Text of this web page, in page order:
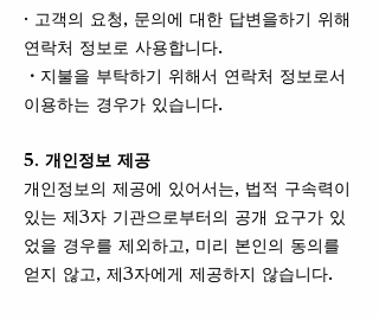
· 고객의 요청, 문의에 대한 답변을하기 위해
연락처 정보로 사용합니다.
・지불을 부탁하기 위해서 연락처 정보로서
이용하는 경우가 있습니다.
5. 개인정보 제공
개인정보의 제공에 있어서는, 법적 구속력이
있는 제3자 기관으로부터의 공개 요구가 있
었을 경우를 제외하고, 미리 본인의 동의를
얻지 않고, 제3자에게 제공하지 않습니다.